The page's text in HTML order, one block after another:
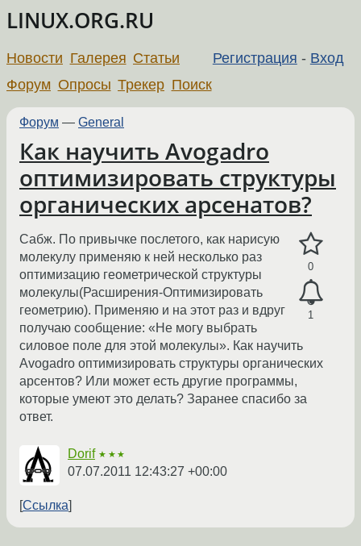
LINUX.ORG.RU
Регистрация - Вход
Новости Галерея Статьи
Форум Опросы Трекер Поиск
Форум — General
Как научить Avogadro
оптимизировать структуры
органических арсенатов?
0
1
Сабж. По привычке послетого, как нарисую
молекулу применяю к ней несколько раз
оптимизацию геометрической структуры
молекулы(Расширения-Оптимизировать
геометрию). Применяю и на этот раз и вдруг
получаю сообщение: «Не могу выбрать
силовое поле для этой молекулы». Как научить
Avogadro оптимизировать структуры органических
арсентов? Или может есть другие программы,
которые умеют это делать? Заранее спасибо за
ответ.
Dorif ★★★
07.07.2011 12:43:27 +00:00
Ссылка